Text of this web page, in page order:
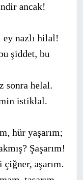
ancak!
ey nazlı hilal!
şiddet, bu
sonra helal.
istiklal.
hür yaşarım;
Şaşarım!
aşarım.